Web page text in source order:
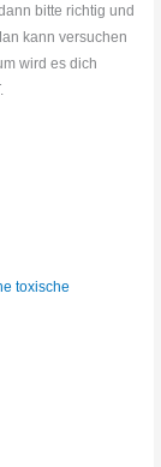
bitte richtig und
kann versuchen
wird es dich
toxische